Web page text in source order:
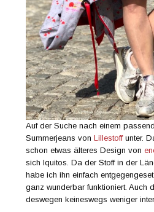
Auf der Suche nach einem
Summerjeans vonLillestoffunter.
schon etwas älteres Design von
sich Iquitos. Da der Stoff in der
habe ich ihn einfach
ganz wunderbar funktioniert. Auch
deswegen keineswegs weniger